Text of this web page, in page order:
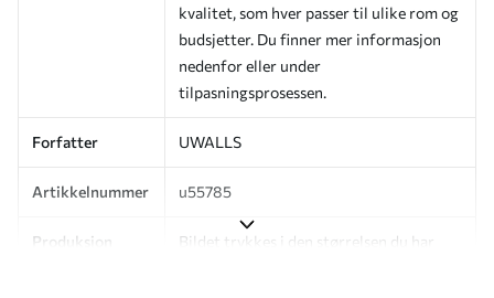
kvalitet, som hver passer til ulike rom og
budsjetter. Du finner mer informasjon
nedenfor eller under
tilpasningsprosessen.
Forfatter UWALLS
Artikkelnummer u55785
Produksjon
Bildet trykkes i den størrelsen du har